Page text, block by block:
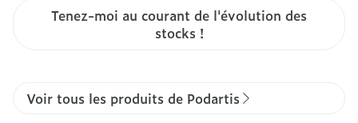
Tenez-moi au courant de l'évolution des
stocks !
Voir tous les produits de Podartis